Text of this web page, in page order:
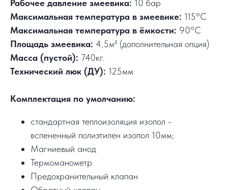
Рабочее давление змеевика: 10 бар
Максимальная температура в змеевике: 115°C
Максимальная температура в ёмкости: 90°C
Площадь змеевика: 4,5м² (дополнительная опция)
Масса (пустой): 740кг.
Технический люк (ДУ): 125мм
Комплектация по умолчанию:
стандартная теплоизоляция изопол -
вспененный полиэтилен изопол 10мм;
Магниевый анод
Термоманометр
Предохранительный клапан